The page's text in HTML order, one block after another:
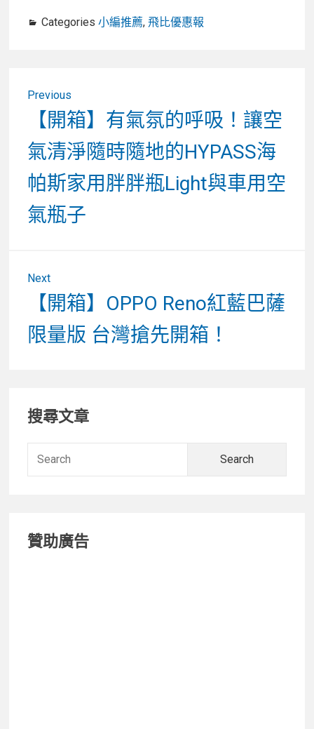
Categories 小編推薦, 飛比優惠報
Previous
Previous
post:
【開箱】有氣氛的呼吸！讓空
氣清淨隨時隨地的HYPASS海
帕斯家用胖胖瓶Light與車用空
氣瓶子
Next
Next
post:
【開箱】OPPO Reno紅藍巴薩
限量版 台灣搶先開箱！
Primary
Sidebar
搜尋文章
贊助廣告